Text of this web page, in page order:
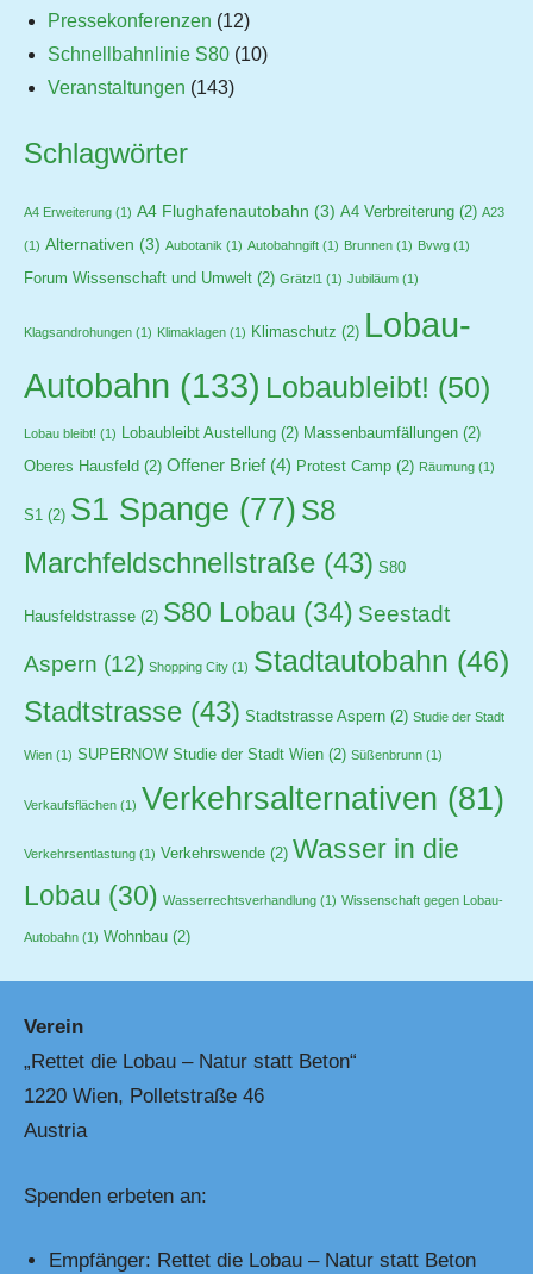
Pressekonferenzen (12)
Schnellbahnlinie S80 (10)
Veranstaltungen (143)
Schlagwörter
A4 Erweiterung (1) A4 Flughafenautobahn (3) A4 Verbreiterung (2) A23
(1) Alternativen (3) Aubotanik (1) Autobahngift (1) Brunnen (1) Bvwg (1)
Forum Wissenschaft und Umwelt (2) Grätzl1 (1) Jubiläum (1)
Klagsandrohungen (1) Klimaklagen (1) Klimaschutz (2) Lobau-
Autobahn (133) Lobaubleibt! (50)
Lobau bleibt! (1) Lobaubleibt Austellung (2) Massenbaumfällungen (2)
Oberes Hausfeld (2) Offener Brief(4) Protest Camp (2) Räumung (1)
S1 (2) S1 Spange (77) S8
Marchfeldschnellstraße (43) S80
Hausfeldstrasse (2) S80 Lobau (34) Seestadt
Aspern (12) Shopping City (1) Stadtautobahn (46)
Stadtstrasse (43) Stadtstrasse Aspern (2) Studie der Stadt
Wien (1) SUPERNOW Studie der Stadt Wien (2) Süßenbrunn (1)
Verkaufsflächen (1) Verkehrsalternativen (81)
Verkehrsentlastung (1) Verkehrswende (2) Wasser in die
Lobau (30) Wasserrechtsverhandlung (1) Wissenschaft gegen Lobau-
Autobahn (1) Wohnbau (2)
Verein
„Rettet die Lobau – Natur statt Beton“
1220 Wien, Polletstraße 46
Austria
Spenden erbeten an:
Empfänger: Rettet die Lobau – Natur statt Beton